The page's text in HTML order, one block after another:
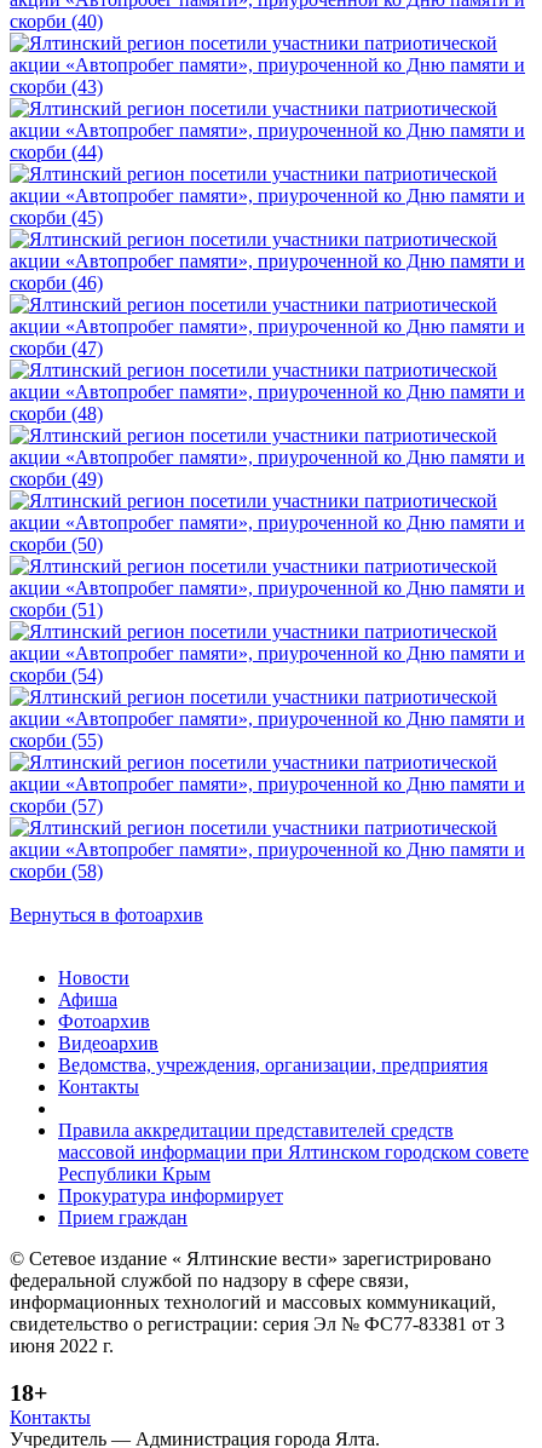
Вернуться в фотоархив
Новости
Афиша
Фотоархив
Видеоархив
Ведомства, учреждения, организации, предприятия
Контакты
Правила аккредитации представителей средств
массовой информации при Ялтинском городском совете
Республики Крым
Прокуратура информирует
Прием граждан
© Сетевое издание « Ялтинские вести» зарегистрировано
федеральной службой по надзору в сфере связи,
информационных технологий и массовых коммуникаций,
свидетельство о регистрации: серия Эл № ФС77-83381 от 3
июня 2022 г.
18+
Контакты
Учредитель — Администрация города Ялта.